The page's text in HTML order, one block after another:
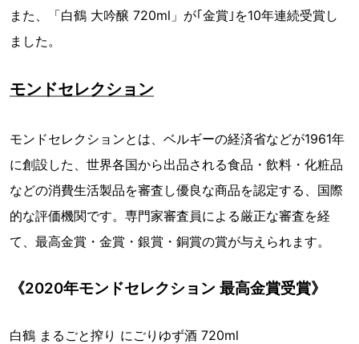
また、「白鶴 大吟醸 720ml」が｢金賞｣を10年連続受賞し
ました。
モンドセレクション
モンドセレクションとは、ベルギーの経済省などが1961年
に創設した、世界各国から出品される食品・飲料・化粧品
などの消費生活製品を審査し優良な商品を認定する、国際
的な評価機関です。専門家審査員による厳正な審査を経
て、最高金賞・金賞・銀賞・銅賞の賞が与えられます。
《2020年モンドセレクション 最高金賞受賞》
白鶴 まるごと搾り にごりゆず酒 720ml